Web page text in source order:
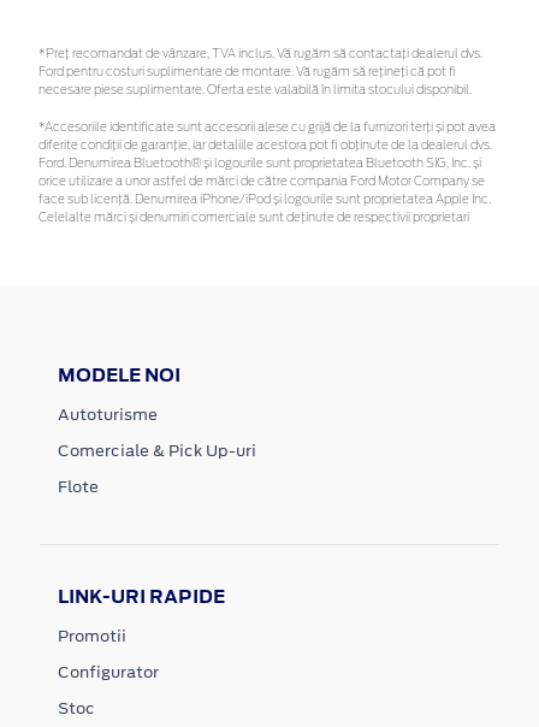
*Preţ recomandat de vânzare, TVA inclus. Vă rugăm să contactaţi dealerul dvs.
Ford pentru costuri suplimentare de montare. Vă rugăm să rețineți că pot fi
necesare piese suplimentare. Oferta este valabilă în limita stocului disponibil.
*Accesoriile identificate sunt accesorii alese cu grijă de la furnizori terți și pot avea
diferite condiții de garanție, iar detaliile acestora pot fi obținute de la dealerul dvs.
Ford. Denumirea Bluetooth® și logourile sunt proprietatea Bluetooth SIG, Inc. și
orice utilizare a unor astfel de mărci de către compania Ford Motor Company se
face sub licență. Denumirea iPhone/iPod și logourile sunt proprietatea Apple Inc.
Celelalte mărci și denumiri comerciale sunt deținute de respectivii proprietari
MODELE NOI
Autoturisme
Comerciale & Pick Up-uri
Flote
LINK-URI RAPIDE
Promotii
Configurator
Stoc